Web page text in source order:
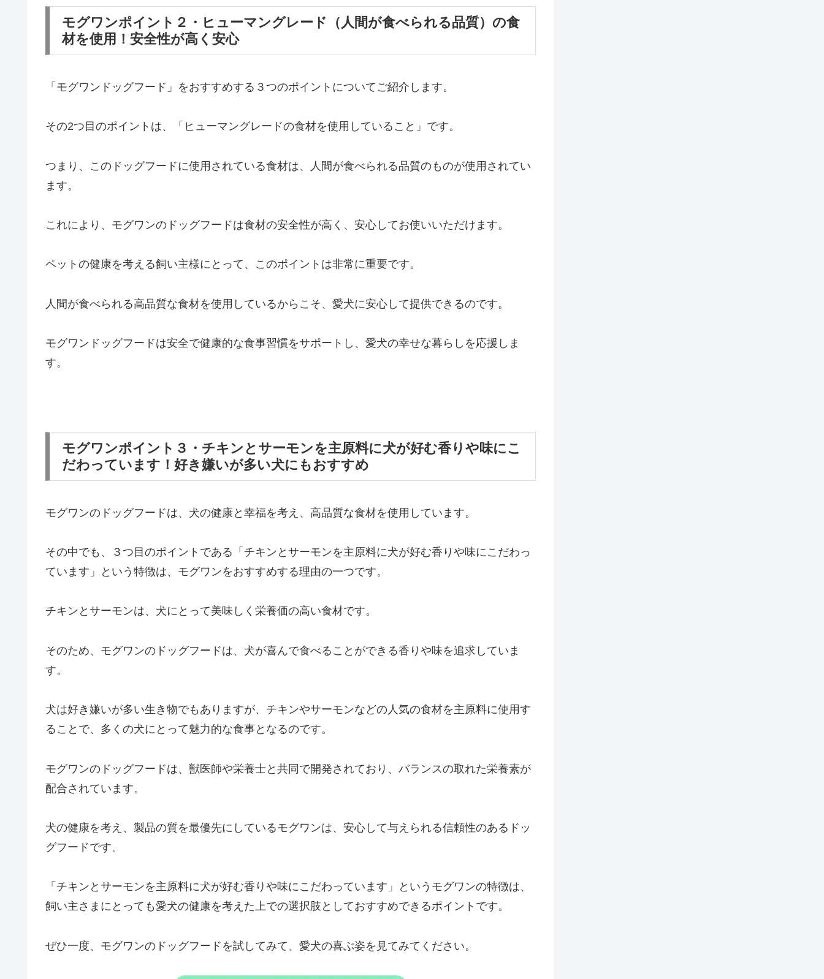
モグワンポイント２・ヒューマングレード（人間が食べられる品質）の食
材を使用！安全性が高く安心
「モグワンドッグフード」をおすすめする３つのポイントについてご紹介します。
その2つ目のポイントは、「ヒューマングレードの食材を使用していること」です。
つまり、このドッグフードに使用されている食材は、人間が食べられる品質のものが使用されてい
ます。
これにより、モグワンのドッグフードは食材の安全性が高く、安心してお使いいただけます。
ペットの健康を考える飼い主様にとって、このポイントは非常に重要です。
人間が食べられる高品質な食材を使用しているからこそ、愛犬に安心して提供できるのです。
モグワンドッグフードは安全で健康的な食事習慣をサポートし、愛犬の幸せな暮らしを応援しま
す。
モグワンポイント３・チキンとサーモンを主原料に犬が好む香りや味にこ
だわっています！好き嫌いが多い犬にもおすすめ
モグワンのドッグフードは、犬の健康と幸福を考え、高品質な食材を使用しています。
その中でも、３つ目のポイントである「チキンとサーモンを主原料に犬が好む香りや味にこだわっ
ています」という特徴は、モグワンをおすすめする理由の一つです。
チキンとサーモンは、犬にとって美味しく栄養価の高い食材です。
そのため、モグワンのドッグフードは、犬が喜んで食べることができる香りや味を追求していま
す。
犬は好き嫌いが多い生き物でもありますが、チキンやサーモンなどの人気の食材を主原料に使用す
ることで、多くの犬にとって魅力的な食事となるのです。
モグワンのドッグフードは、獣医師や栄養士と共同で開発されており、バランスの取れた栄養素が
配合されています。
犬の健康を考え、製品の質を最優先にしているモグワンは、安心して与えられる信頼性のあるドッ
グフードです。
「チキンとサーモンを主原料に犬が好む香りや味にこだわっています」というモグワンの特徴は、
飼い主さまにとっても愛犬の健康を考えた上での選択肢としておすすめできるポイントです。
ぜひ一度、モグワンのドッグフードを試してみて、愛犬の喜ぶ姿を見てみてください。